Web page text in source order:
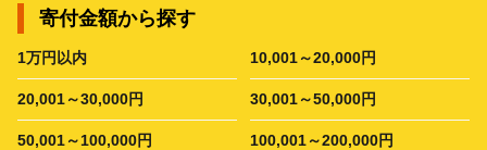
寄付金額から探す
1万円以内 10,001～20,000円
20,001～30,000円 30,001～50,000円
50,001～100,000円 100,001～200,000円